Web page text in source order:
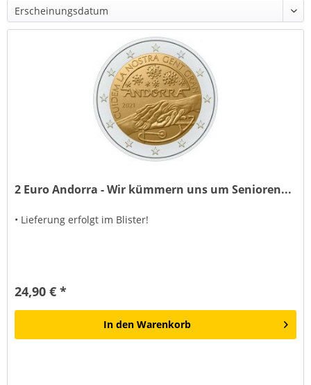
2 Euro Andorra - Wir kümmern uns um Senioren...
• Lieferung erfolgt im Blister!
24,90 € *
In den Warenkorb